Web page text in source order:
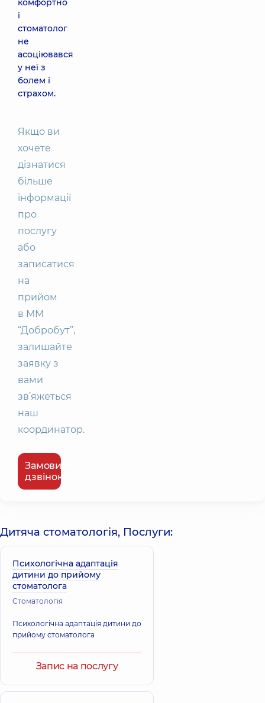
комфортно
і
стоматолог
не
асоціювався
у неї з
болем і
страхом.
Якщо ви
хочете
дізнатися
більше
інформації
про
послугу
або
записатися
на
прийом
в ММ
“Добробут”,
залишайте
заявку з
вами
зв’яжеться
наш
координатор.
Замовити
дзвінок
Дитяча стоматологія, Послуги:
Психологічна адаптація
дитини до прийому
стоматолога
Стоматологія
Психологічна адаптація дитини до
прийому стоматолога
Запис на послугу